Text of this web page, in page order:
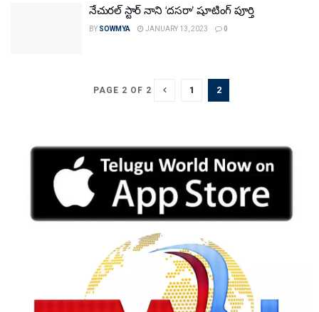
నేచురల్ స్టార్ నాని ‘దసరా’ షూటింగ్ పూర్తి
BY SOWMYA JANUARY 13, 2023 0
PAGE 2 OF 2 1 2